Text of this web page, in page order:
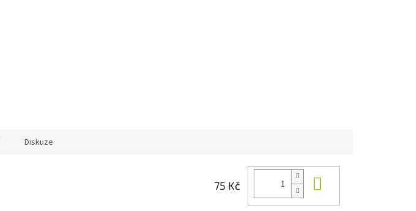
Diskuze
75 Kč